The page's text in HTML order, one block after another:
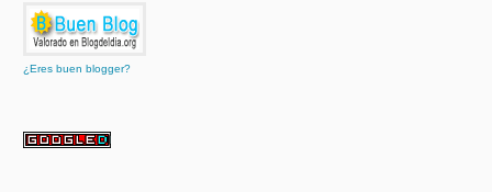
¿Eres buen blogger?